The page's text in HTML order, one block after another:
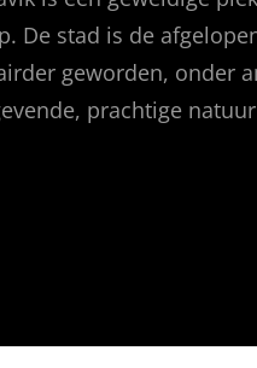
De stad is de
geworden, onder
prachtige